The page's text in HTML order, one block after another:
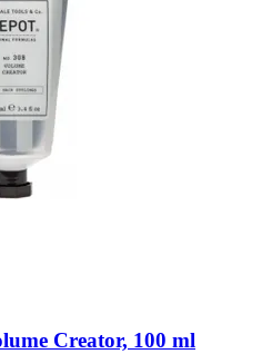
Creator, 100 ml